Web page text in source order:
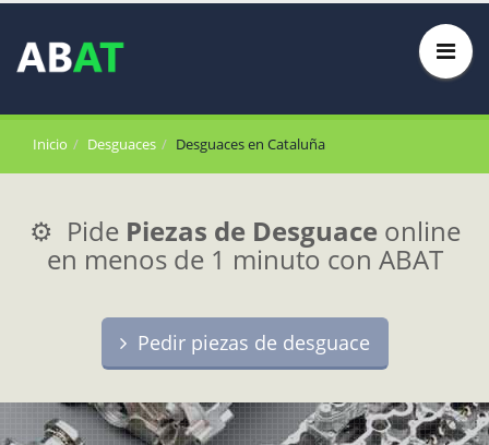
Inicio Desguaces Desguaces en Cataluña
⚙️ Pide Piezas de Desguace online
en menos de 1 minuto con ABAT
Pedir piezas de desguace